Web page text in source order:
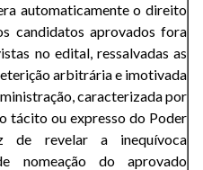
automaticamente o direito
candidatos aprovados fora
no edital, ressalvadas as
arbitrária e imotivada
caracterizada por
tácito ou expresso do Poder
de revelar a inequívoca
nomeação do aprovado